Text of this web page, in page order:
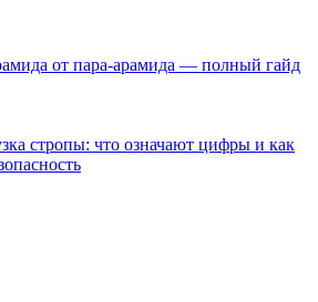
от пара-арамида — полный гайд
стропы: что означают цифры и как